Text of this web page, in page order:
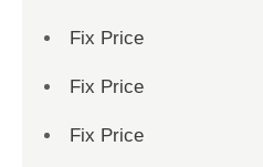
Fix Price
Fix Price
Fix Price